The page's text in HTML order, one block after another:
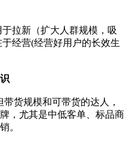
拉新（扩大人群规模，吸
经营(经营好用户的长效生
货规模和可带货的达人，
，尤其是中低客单、标品商
。